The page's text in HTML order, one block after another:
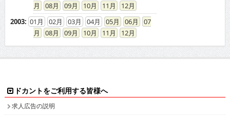
08
09 10 11
12
2003: 01 02 03 04 05 06
07
08
09 10 11 12
ドカントをご利用する皆様へ
求人広告の説明